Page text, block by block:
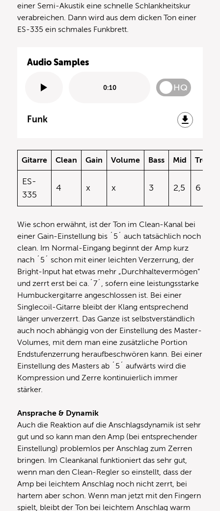
einer Semi-Akustik eine schnelle Schlankheitskur
verabreichen. Dann wird aus dem dicken Ton einer
ES-335 ein schmales Funkbrett.
Audio Samples
0:10 HQ
Funk
Gitarre Clean Gain Volume Bass Mid Treble
ES-
335
4 x x 3 2,5 6
Wie schon erwähnt, ist der Ton im Clean-Kanal bei
einer Gain-Einstellung bis ´5´ auch tatsächlich noch
clean. Im Normal-Eingang beginnt der Amp kurz
nach ´5´ schon mit einer leichten Verzerrung, der
Bright-Input hat etwas mehr „Durchhaltevermögen“
und zerrt erst bei ca.´7´, sofern eine leistungsstarke
Humbuckergitarre angeschlossen ist. Bei einer
Singlecoil-Gitarre bleibt der Klang entsprechend
länger unverzerrt. Das Ganze ist selbstverständlich
auch noch abhängig von der Einstellung des Master-
Volumes, mit dem man eine zusätzliche Portion
Endstufenzerrung heraufbeschwören kann. Bei einer
Einstellung des Masters ab ´5´ aufwärts wird die
Kompression und Zerre kontinuierlich immer
stärker.
Ansprache & Dynamik
Auch die Reaktion auf die Anschlagsdynamik ist sehr
gut und so kann man den Amp (bei entsprechender
Einstellung) problemlos per Anschlag zum Zerren
bringen. Im Cleankanal funktioniert das sehr gut,
wenn man den Clean-Regler so einstellt, dass der
Amp bei leichtem Anschlag noch nicht zerrt, bei
hartem aber schon. Wenn man jetzt mit den Fingern
spielt, bleibt der Ton bei leichtem Anschlag warm